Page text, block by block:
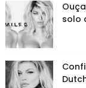
solo